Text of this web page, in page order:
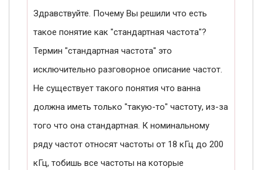
Здравствуйте. Почему Вы решили что есть
такое понятие как "стандартная частота"?
Термин "стандартная частота" это
исключительно разговорное описание частот.
Не существует такого понятия что ванна
должна иметь только "такую-то" частоту, из-за
того что она стандартная. К номинальному
ряду частот относят частоты от 18 кГц до 200
кГц, тобишь все частоты на которые